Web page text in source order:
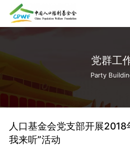
党群工
Party
人口基金会党支部开展2018
我来听”活动